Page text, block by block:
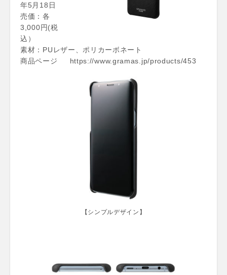
年5月18日
売価：各
3,000円(税
込）
素材：PUレザー、ポリカーボネート
商品ページ https://www.gramas.jp/products/453
【シンプルデザイン】